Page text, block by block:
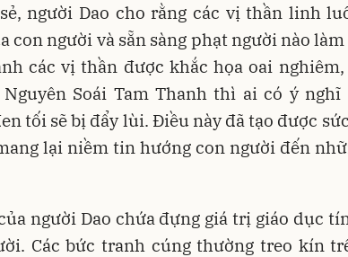
người Dao cho rằng các vị thần linh
con người và sẵn sàng phạt người nào làm
các vị thần được khắc họa oai
Soái Tam Thanh thì ai có ý nghĩ
tối sẽ bị đẩy lùi. Điều này đã tạo được
lại niềm tin hướng con người đến
người Dao chứa đựng giá trị giáo dục
Các bức tranh cúng thường treo kín